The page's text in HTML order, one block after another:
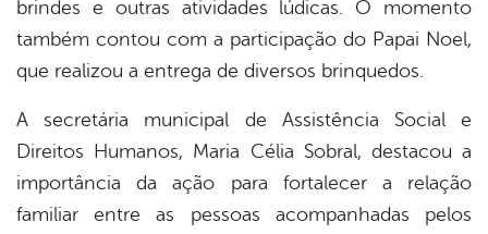
brindes e outras atividades lúdicas. O momento
também contou com a participação do Papai Noel,
que realizou a entrega de diversos brinquedos.
A secretária municipal de Assistência Social e
Direitos Humanos, Maria Célia Sobral, destacou a
importância da ação para fortalecer a relação
familiar entre as pessoas acompanhadas pelos